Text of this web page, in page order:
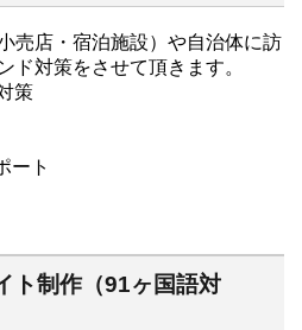
売店・宿泊施設）や自治体に訪
ド対策をさせて頂きます。
策
ート
ト制作（91ヶ国語対